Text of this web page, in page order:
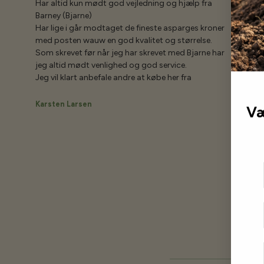
Har altid kun mødt god vejledning og hjælp fra
Barney (Bjarne)
Har lige i går modtaget de fineste asparges kroner
med posten wauw en god kvalitet og størrelse.
Som skrevet før når jeg har skrevet med Bjarne har
jeg altid mødt venlighed og god service.
Jeg vil klart anbefale andre at købe her fra
Karsten Larsen